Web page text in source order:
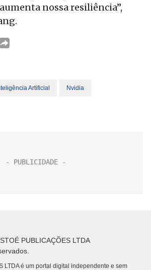
nossa resiliência”,
Artificial Nvidia
PUBLICAÇÕES LTDA
LTDA é um portal digital independente e sem